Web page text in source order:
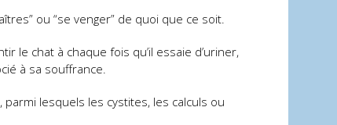
ou “se venger” de quoi que ce soit.
le chat à chaque fois qu’il essaie d’uriner,
à sa souffrance.
lesquels les cystites, les calculs ou